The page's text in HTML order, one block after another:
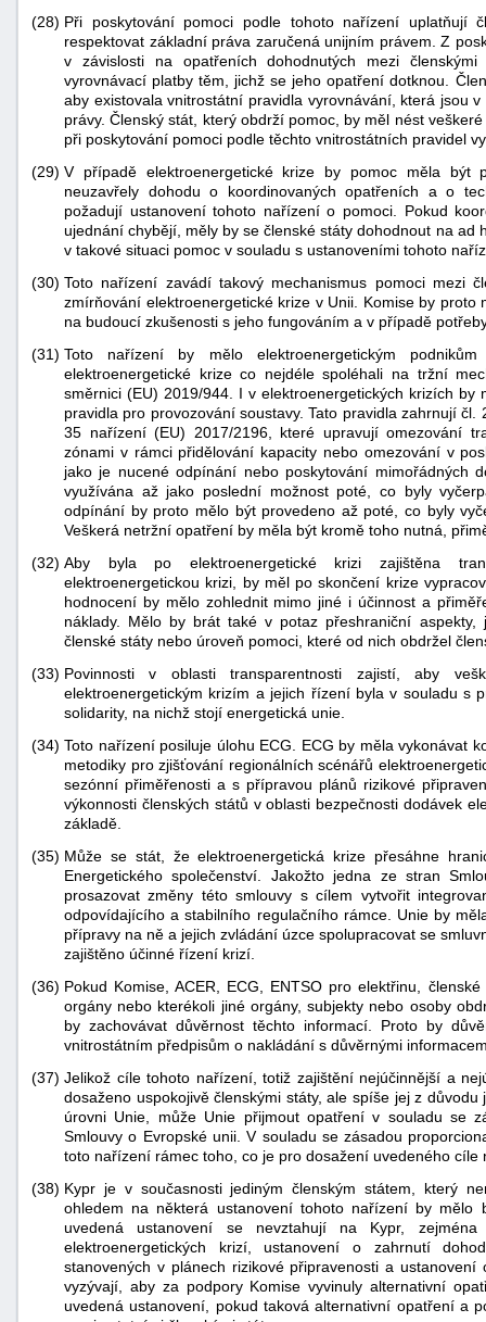
(28) Při poskytování pomoci podle tohoto nařízení uplatňují
respektovat základní práva zaručená unijním právem. Z
v závislosti na opatřeních dohodnutých mezi
vyrovnávací platby těm, jichž se jeho opatření dotknou.
aby existovala vnitrostátní pravidla vyrovnávání, která jsou
právy. Členský stát, který obdrží pomoc, by měl nést
při poskytování pomoci podle těchto vnitrostátních pravidel
(29) V případě elektroenergetické krize by pomoc měla
neuzavřely dohodu o koordinovaných opatřeních a o
požadují ustanovení tohoto nařízení o pomoci. Pokud
ujednání chybějí, měly by se členské státy dohodnout na
v takové situaci pomoc v souladu s ustanoveními tohoto
(30) Toto nařízení zavádí takový mechanismus pomoci mezi
zmírňování elektroenergetické krize v Unii. Komise by
na budoucí zkušenosti s jeho fungováním a v případě
(31) Toto nařízení by mělo elektroenergetickým
elektroenergetické krize co nejdéle spoléhali na tržní
směrnici (EU) 2019/944. I v elektroenergetických krizích
pravidla pro provozování soustavy. Tato pravidla zahrnují
35 nařízení (EU) 2017/2196, které upravují omezování
zónami v rámci přidělování kapacity nebo omezování v
jako je nucené odpínání nebo poskytování mimořádných
využívána až jako poslední možnost poté, co byly
odpínání by proto mělo být provedeno až poté, co byly
Veškerá netržní opatření by měla být kromě toho nutná,
(32) Aby byla po elektroenergetické krizi zajištěna
elektroenergetickou krizi, by měl po skončení krize
hodnocení by mělo zohlednit mimo jiné i účinnost a
náklady. Mělo by brát také v potaz přeshraniční
členské státy nebo úroveň pomoci, které od nich obdržel
(33) Povinnosti v oblasti transparentnosti zajistí, aby
elektroenergetickým krizím a jejich řízení byla v souladu s
solidarity, na nichž stojí energetická unie.
(34) Toto nařízení posiluje úlohu ECG. ECG by měla vykonávat
metodiky pro zjišťování regionálních scénářů
sezónní přiměřenosti a s přípravou plánů rizikové
výkonnosti členských států v oblasti bezpečnosti dodávek
základě.
(35) Může se stát, že elektroenergetická krize přesáhne
Energetického společenství. Jakožto jedna ze stran
prosazovat změny této smlouvy s cílem vytvořit
odpovídajícího a stabilního regulačního rámce. Unie by
přípravy na ně a jejich zvládání úzce spolupracovat se
zajištěno účinné řízení krizí.
(36) Pokud Komise, ACER, ECG, ENTSO pro elektřinu,
orgány nebo kterékoli jiné orgány, subjekty nebo osoby
by zachovávat důvěrnost těchto informací. Proto by
vnitrostátním předpisům o nakládání s důvěrnými
(37) Jelikož cíle tohoto nařízení, totiž zajištění nejúčinnější a
dosaženo uspokojivě členskými státy, ale spíše jej z
úrovni Unie, může Unie přijmout opatření v souladu se
Smlouvy o Evropské unii. V souladu se zásadou
toto nařízení rámec toho, co je pro dosažení uvedeného cíle
(38) Kypr je v současnosti jediným členským státem, který
ohledem na některá ustanovení tohoto nařízení by
uvedená ustanovení se nevztahují na Kypr,
elektroenergetických krizí, ustanovení o zahrnutí
stanovených v plánech rizikové připravenosti a
vyzývají, aby za podpory Komise vyvinuly alternativní
uvedená ustanovení, pokud taková alternativní opatření a